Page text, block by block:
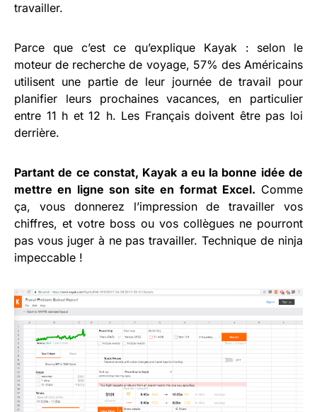
travailler.
Parce que c’est ce qu’explique Kayak : selon le
moteur de recherche de voyage, 57% des Américains
utilisent une partie de leur journée de travail pour
planifier leurs prochaines vacances, en particulier
entre 11 h et 12 h. Les Français doivent être pas loi
derrière.
Partant de ce constat, Kayak a eu la bonne idée de
mettre en ligne son site en format Excel. Comme
ça, vous donnerez l’impression de travailler vos
chiffres, et votre boss ou vos collègues ne pourront
pas vous juger à ne pas travailler. Technique de ninja
impeccable !